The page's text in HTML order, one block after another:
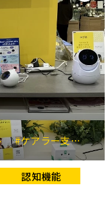
#ケアラー支援 #
認知機能